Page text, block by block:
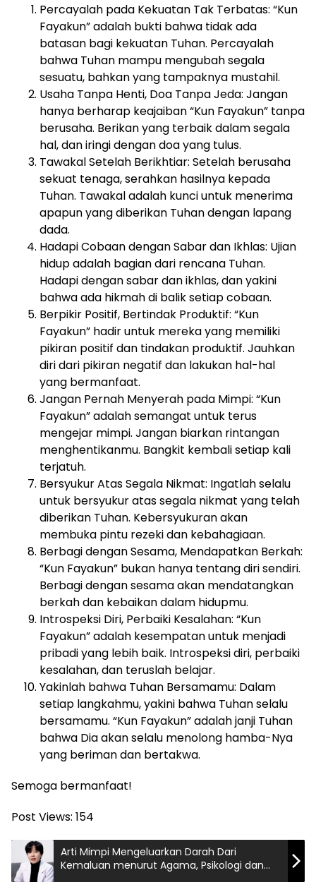
Percayalah pada Kekuatan Tak Terbatas: “Kun
Fayakun” adalah bukti bahwa tidak ada
batasan bagi kekuatan Tuhan. Percayalah
bahwa Tuhan mampu mengubah segala
sesuatu, bahkan yang tampaknya mustahil.
Usaha Tanpa Henti, Doa Tanpa Jeda: Jangan
hanya berharap keajaiban “Kun Fayakun” tanpa
berusaha. Berikan yang terbaik dalam segala
hal, dan iringi dengan doa yang tulus.
Tawakal Setelah Berikhtiar: Setelah berusaha
sekuat tenaga, serahkan hasilnya kepada
Tuhan. Tawakal adalah kunci untuk menerima
apapun yang diberikan Tuhan dengan lapang
dada.
Hadapi Cobaan dengan Sabar dan Ikhlas: Ujian
hidup adalah bagian dari rencana Tuhan.
Hadapi dengan sabar dan ikhlas, dan yakini
bahwa ada hikmah di balik setiap cobaan.
Berpikir Positif, Bertindak Produktif: “Kun
Fayakun” hadir untuk mereka yang memiliki
pikiran positif dan tindakan produktif. Jauhkan
diri dari pikiran negatif dan lakukan hal-hal
yang bermanfaat.
Jangan Pernah Menyerah pada Mimpi: “Kun
Fayakun” adalah semangat untuk terus
mengejar mimpi. Jangan biarkan rintangan
menghentikanmu. Bangkit kembali setiap kali
terjatuh.
Bersyukur Atas Segala Nikmat: Ingatlah selalu
untuk bersyukur atas segala nikmat yang telah
diberikan Tuhan. Kebersyukuran akan
membuka pintu rezeki dan kebahagiaan.
Berbagi dengan Sesama, Mendapatkan Berkah:
“Kun Fayakun” bukan hanya tentang diri sendiri.
Berbagi dengan sesama akan mendatangkan
berkah dan kebaikan dalam hidupmu.
Introspeksi Diri, Perbaiki Kesalahan: “Kun
Fayakun” adalah kesempatan untuk menjadi
pribadi yang lebih baik. Introspeksi diri, perbaiki
kesalahan, dan teruslah belajar.
Yakinlah bahwa Tuhan Bersamamu: Dalam
setiap langkahmu, yakini bahwa Tuhan selalu
bersamamu. “Kun Fayakun” adalah janji Tuhan
bahwa Dia akan selalu menolong hamba-Nya
yang beriman dan bertakwa.
Semoga bermanfaat!
Post Views: 154
Arti Mimpi Mengeluarkan Darah Dari
Kemaluan menurut Agama, Psikologi dan
Primbon Jawa